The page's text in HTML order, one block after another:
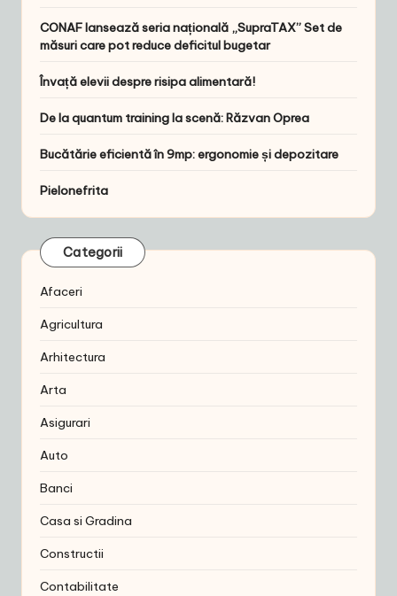
CONAF lansează seria națională „SupraTAX” Set de
măsuri care pot reduce deficitul bugetar
Învață elevii despre risipa alimentară!
De la quantum training la scenă: Răzvan Oprea
Bucătărie eficientă în 9mp: ergonomie și depozitare
Pielonefrita
Categorii
Afaceri
Agricultura
Arhitectura
Arta
Asigurari
Auto
Banci
Casa si Gradina
Constructii
Contabilitate